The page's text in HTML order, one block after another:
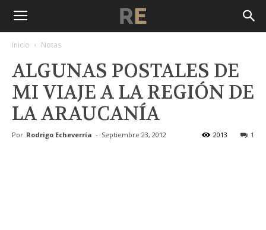
Inicio Notas
ALGUNAS POSTALES DE
MI VIAJE A LA REGIÓN DE
LA ARAUCANÍA
Por Rodrigo Echeverría - Septiembre 23, 2012 1
2013